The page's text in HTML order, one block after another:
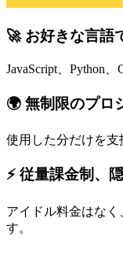
🚀 お好きな言語
JavaScript、Python
🌍 無制限のプロ
使用した分だけを
⚡ 従量課金制、
アイドル料金はな
す。